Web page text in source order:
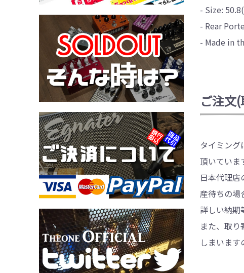
- Size:
- Rear
- Made in
ご注文
タイミング
頂いていま
日本代理
産待ちの場
詳しい納期
また、取
しまいます